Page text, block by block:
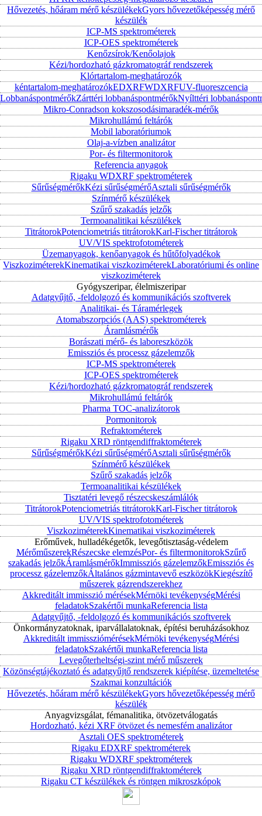
Hővezetés, hőáram mérő készülékekGyors hővezetőképesség mérő
készülék
ICP-MS spektrométerek
ICP-OES spektrométerek
Kenőzsírok/Kenőolajok
Kézi/hordozható gázkromatográf rendszerek
Klórtartalom-meghatározók
kéntartalom-meghatározókEDXRFWDXRFUV-fluoreszcencia
LobbanáspontmérőkZárttéri lobbanáspontmérőkNyílttéri
Mikro-Conradson kokszosodásimaradék-mérők
Mikrohullámú feltárók
Mobil laboratóriumok
Olaj-a-vízben analizátor
Por- és filtermonitorok
Referencia anyagok
Rigaku WDXRF spektrométerek
SűrűségmérőkKézi sűrűségmérőAsztali sűrűségmérők
Színmérő készülékek
Szűrő szakadás jelzők
Termoanalitikai készülékek
TitrátorokPotenciometriás titrátorokKarl-Fischer titrátorok
UV/VIS spektrofotométerek
Üzemanyagok, kenőanyagok és hűtőfolyadékok
ViszkoziméterekKinematikai viszkoziméterekLaboratóriumi és online
viszkoziméterek
Gyógyszeripar, élelmiszeripar
Adatgyűjtő, -feldolgozó és kommunikációs szoftverek
Analitikai- és Táramérlegek
Atomabszorpciós (AAS) spektrométerek
Áramlásmérők
Borászati mérő- és laboreszközök
Emissziós és processz gázelemzők
ICP-MS spektrométerek
ICP-OES spektrométerek
Kézi/hordozható gázkromatográf rendszerek
Mikrohullámú feltárók
Pharma TOC-analizátorok
Pormonitorok
Refraktométerek
Rigaku XRD röntgendiffraktométerek
SűrűségmérőkKézi sűrűségmérőAsztali sűrűségmérők
Színmérő készülékek
Szűrő szakadás jelzők
Termoanalitikai készülékek
Tisztatéri levegő részecskeszámlálók
TitrátorokPotenciometriás titrátorokKarl-Fischer titrátorok
UV/VIS spektrofotométerek
ViszkoziméterekKinematikai viszkoziméterek
Erőművek, hulladékégetők, levegőtisztaság-védelem
MérőműszerekRészecske elemzésPor- és filtermonitorokSzűrő
szakadás jelzőkÁramlásmérőkImmissziós gázelemzőkEmissziós és
processz gázelemzőkÁltalános gázmintavevő eszközökKiegészítő
műszerek gázrendszerekhez
Akkreditált immisszió mérésekMérnöki tevékenységMérési
feladatokSzakértői munkaReferencia lista
Adatgyűjtő, -feldolgozó és kommunikációs szoftverek
Önkormányzatoknak, iparvállalatoknak, építési beruházásokhoz
Akkreditált immissziómérésekMérnöki tevékenységMérési
feladatokSzakértői munkaReferencia lista
Levegőterheltségi-szint mérő műszerek
Közönségtájékoztató és adatgyűjtő rendszerek kiépítése, üzemeltetése
Szakmai konzultációk
Hővezetés, hőáram mérő készülékekGyors hővezetőképesség mérő
készülék
Anyagvizsgálat, fémanalitika, ötvözetválogatás
Hordozható, kézi XRF ötvözet és nemesfém analizátor
Asztali OES spektrométerek
Rigaku EDXRF spektrométerek
Rigaku WDXRF spektrométerek
Rigaku XRD röntgendiffraktométerek
Rigaku CT készülékek és röntgen mikroszkópok